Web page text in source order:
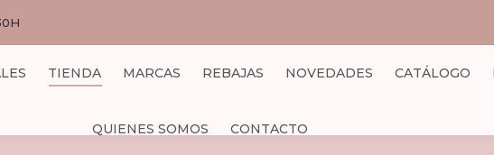
TIENDA MARCAS REBAJAS NOVEDADES CATÁLOGO
QUIENES SOMOS CONTACTO